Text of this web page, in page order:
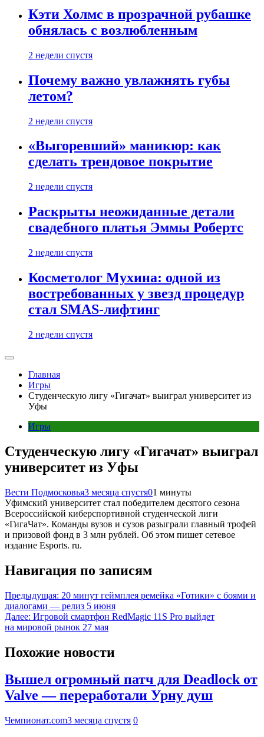
Кэти Холмс в прозрачной рубашке
обнялась с возлюбленным
2 недели спустя
Почему важно увлажнять губы
летом?
2 недели спустя
«Выгоревший» маникюр: как
сделать трендовое покрытие
2 недели спустя
Раскрыты неожиданные детали
свадебного платья Эммы Робертс
2 недели спустя
Косметолог Мухина: одной из
востребованных у звезд процедур
стал SMAS-лифтинг
2 недели спустя
Главная
Игры
Студенческую лигу «Гигачат» выиграл университет из
Уфы
Игры
Студенческую лигу «Гигачат» выиграл
университет из Уфы
Вести Подмосковья3 месяца спустя01 минуты
Уфимский университет стал победителем десятого сезона
Всероссийской киберспортивной студенческой лиги
«ГигаЧат». Команды вузов и сузов разыграли главный трофей
и призовой фонд в 3 млн рублей. Об этом пишет сетевое
издание Esports. ru.
Навигация по записям
Предыдущая: 20 минут геймплея ремейка «Готики» с боями и
диалогами — релиз 5 июня
Далее: Игровой смартфон RedMagic 11S Pro выйдет
на мировой рынок 27 мая
Похожие новости
Вышел огромный патч для Deadlock от
Valve — переработали Урну душ
Чемпионат.com3 месяца спустя 0